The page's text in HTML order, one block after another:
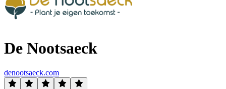
De Nootsaeck
denootsaeck.com